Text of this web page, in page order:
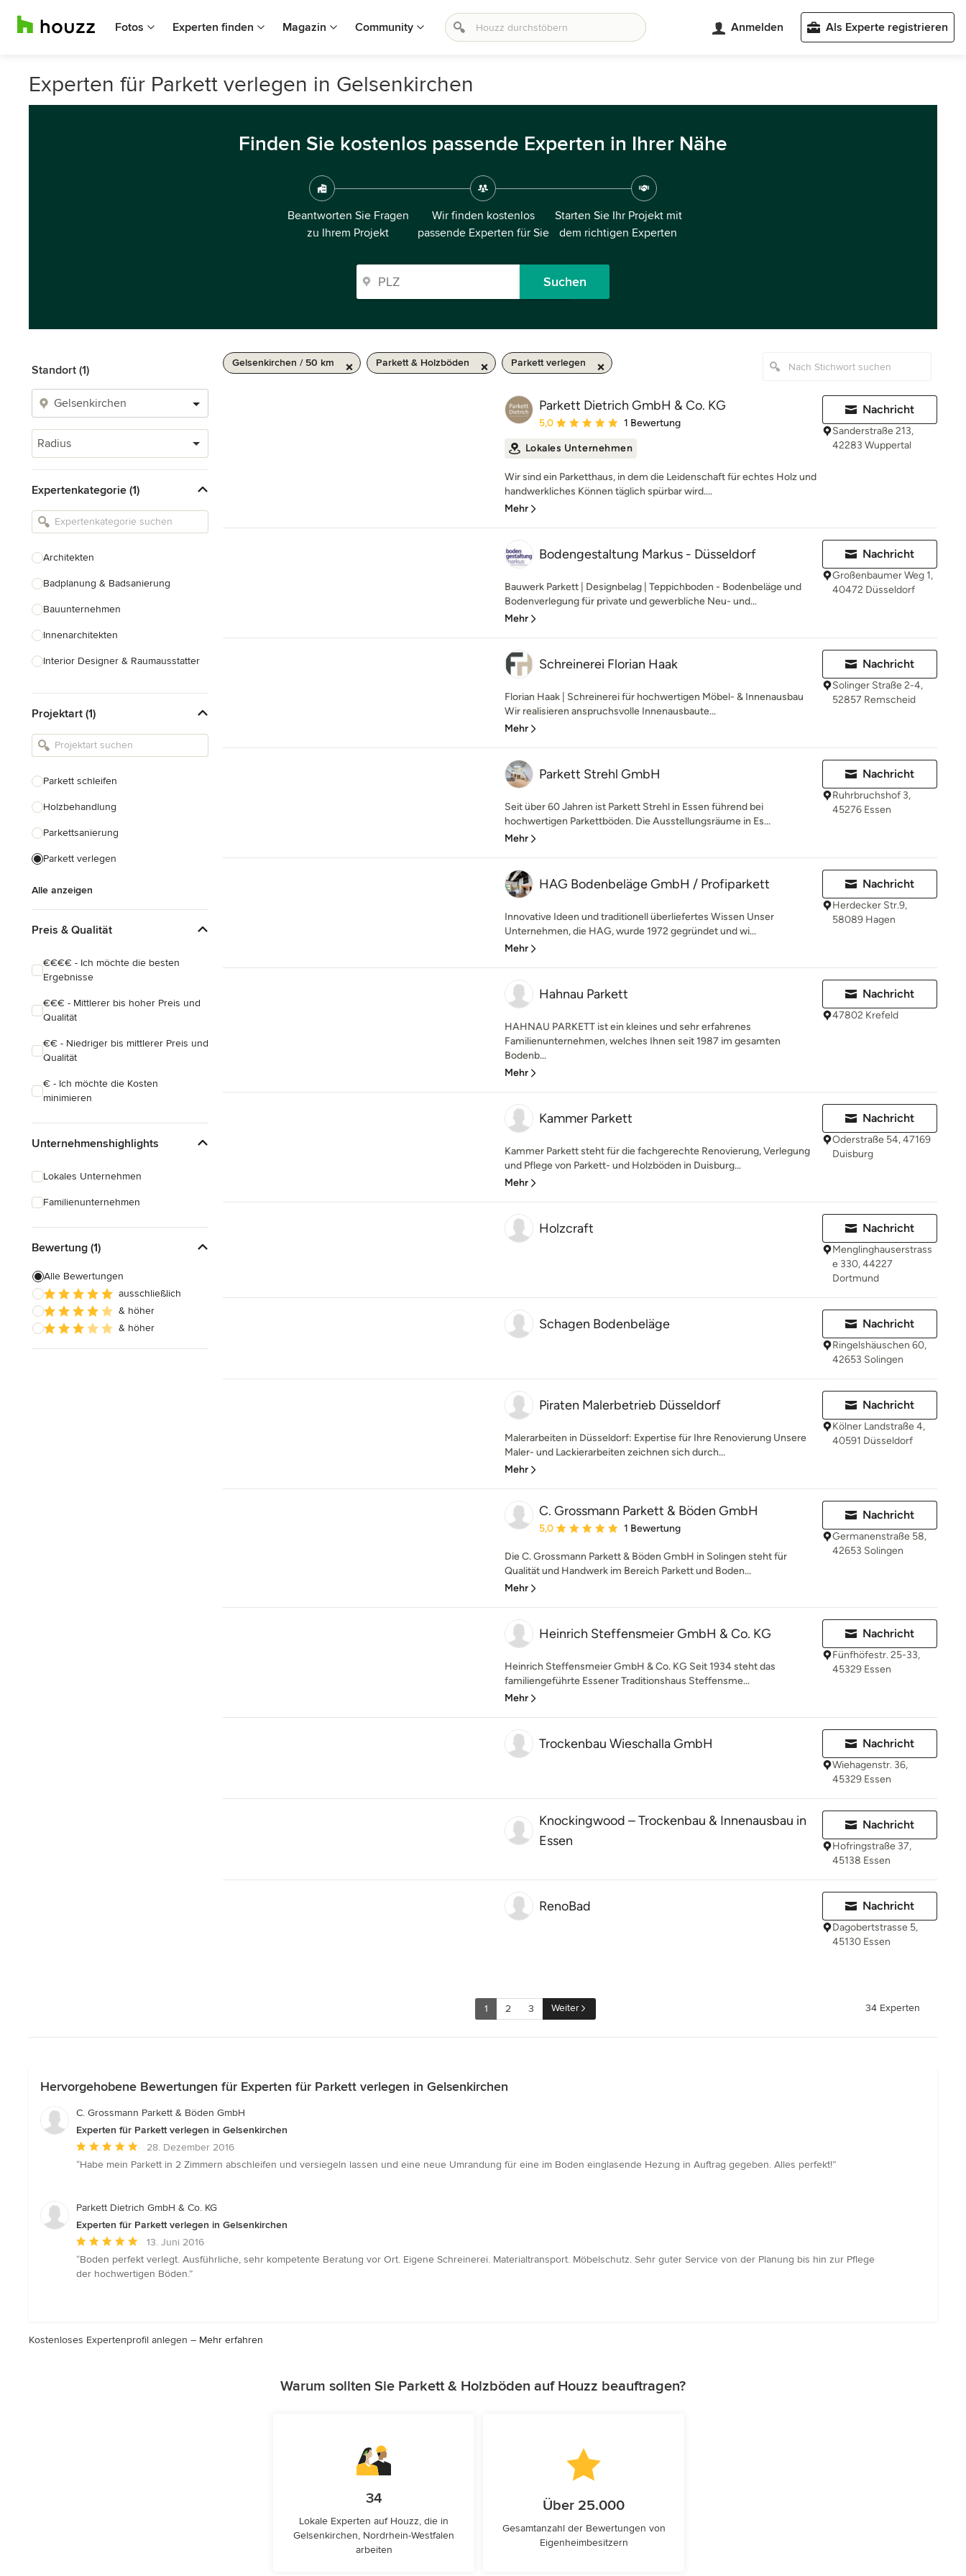
Fotos Experten finden Magazin Community Anmelden Als Experte registrieren
Experten für Parkett verlegen in Gelsenkirchen
Finden Sie kostenlos passende Experten in Ihrer Nähe
Beantworten Sie Fragen
zu Ihrem Projekt
Wir finden kostenlos
passende Experten für Sie
Starten Sie Ihr Projekt mit
dem richtigen Experten
Suchen
Standort (1)
Radius
Expertenkategorie (1)
Architekten
Badplanung & Badsanierung
Bauunternehmen
Innenarchitekten
Interior Designer & Raumausstatter
Landschaftsarchitekten
Armaturen & Sanitärbedarf
Projektart (1)
Parkett schleifen
Holzbehandlung
Parkettsanierung
Parkett verlegen
Alle anzeigen
Preis & Qualität
€€€€ - Ich möchte die besten
Ergebnisse
€€€ - Mittlerer bis hoher Preis und
Qualität
€€ - Niedriger bis mittlerer Preis und
Qualität
€ - Ich möchte die Kosten
minimieren
Unternehmenshighlights
Lokales Unternehmen
Familienunternehmen
Bewertung (1)
Alle Bewertungen
ausschließlich
& höher
& höher
Gelsenkirchen / 50 km Parkett & Holzböden Parkett verlegen
Parkett Dietrich GmbH & Co. KG
Durchschnittliche Bewertung: 5 von 5 Sternen
5,0 1 Bewertung
Lokales Unternehmen
Wir sind ein Parketthaus, in dem die Leidenschaft für echtes Holz und
handwerkliches Können täglich spürbar wird....
Mehr
Nachricht
Sanderstraße 213,
42283 Wuppertal
Bodengestaltung Markus - Düsseldorf
Bauwerk Parkett | Designbelag | Teppichboden - Bodenbeläge und
Bodenverlegung für private und gewerbliche Neu- und...
Mehr
Nachricht
Großenbaumer Weg 1,
40472 Düsseldorf
Schreinerei Florian Haak
Florian Haak | Schreinerei für hochwertigen Möbel- & Innenausbau
Wir realisieren anspruchsvolle Innenausbaute...
Mehr
Nachricht
Solinger Straße 2-4,
52857 Remscheid
Parkett Strehl GmbH
Seit über 60 Jahren ist Parkett Strehl in Essen führend bei
hochwertigen Parkettböden. Die Ausstellungsräume in Es...
Mehr
Nachricht
Ruhrbruchshof 3,
45276 Essen
HAG Bodenbeläge GmbH / Profiparkett
Innovative Ideen und traditionell überliefertes Wissen Unser
Unternehmen, die HAG, wurde 1972 gegründet und wi...
Mehr
Nachricht
Herdecker Str.9,
58089 Hagen
Hahnau Parkett
HAHNAU PARKETT ist ein kleines und sehr erfahrenes
Familienunternehmen, welches Ihnen seit 1987 im gesamten
Bodenb...
Mehr
Nachricht
47802 Krefeld
Kammer Parkett
Kammer Parkett steht für die fachgerechte Renovierung, Verlegung
und Pflege von Parkett- und Holzböden in Duisburg...
Mehr
Nachricht
Oderstraße 54, 47169
Duisburg
Holzcraft Nachricht
Menglinghauserstrass
e 330, 44227
Dortmund
Schagen Bodenbeläge Nachricht
Ringelshäuschen 60,
42653 Solingen
Piraten Malerbetrieb Düsseldorf
Malerarbeiten in Düsseldorf: Expertise für Ihre Renovierung Unsere
Maler- und Lackierarbeiten zeichnen sich durch...
Mehr
Nachricht
Kölner Landstraße 4,
40591 Düsseldorf
C. Grossmann Parkett & Böden GmbH
Durchschnittliche Bewertung: 5 von 5 Sternen
5,0 1 Bewertung
Die C. Grossmann Parkett & Böden GmbH in Solingen steht für
Qualität und Handwerk im Bereich Parkett und Boden...
Mehr
Nachricht
Germanenstraße 58,
42653 Solingen
Heinrich Steffensmeier GmbH & Co. KG
Heinrich Steffensmeier GmbH & Co. KG Seit 1934 steht das
familiengeführte Essener Traditionshaus Steffensme...
Mehr
Nachricht
Fünfhöfestr. 25-33,
45329 Essen
Trockenbau Wieschalla GmbH Nachricht
Wiehagenstr. 36,
45329 Essen
Knockingwood – Trockenbau & Innenausbau in
Essen
Nachricht
Hofringstraße 37,
45138 Essen
RenoBad Nachricht
Dagobertstrasse 5,
45130 Essen
1 2 3 Weiter 34 Experten
Hervorgehobene Bewertungen für Experten für Parkett verlegen in Gelsenkirchen
C. Grossmann Parkett & Böden GmbH
Experten für Parkett verlegen in Gelsenkirchen
Durchschnittliche
Bewertung:
5
28. Dezember 2016
“Habe mein Parkett in 2 Zimmern abschleifen und versiegeln lassen und eine neue Umrandung für eine im Boden einglasende Hezung in Auftrag gegeben. Alles perfekt!”
Parkett Dietrich GmbH & Co. KG
Experten für Parkett verlegen in Gelsenkirchen
Durchschnittliche
Bewertung:
5
13. Juni 2016
“Boden perfekt verlegt. Ausführliche, sehr kompetente Beratung vor Ort. Eigene Schreinerei. Materialtransport. Möbelschutz. Sehr guter Service von der Planung bis hin zur Pflege
der hochwertigen Böden.”
Kostenloses Expertenprofil anlegen – Mehr erfahren
Warum sollten Sie Parkett & Holzböden auf Houzz beauftragen?
34
Lokale Experten auf Houzz, die in
Gelsenkirchen, Nordrhein-Westfalen
arbeiten
Über 25.000
Gesamtanzahl der Bewertungen von
Eigenheimbesitzern